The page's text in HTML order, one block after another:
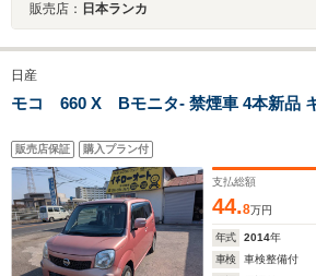
販売店： 日本ランカ
日産
モコ 660 X Bモニタ- 禁煙車 4本新品
販売店保証 購入プラン付
支払総額
44.8万円
年式 2014年
車検
車検整備付